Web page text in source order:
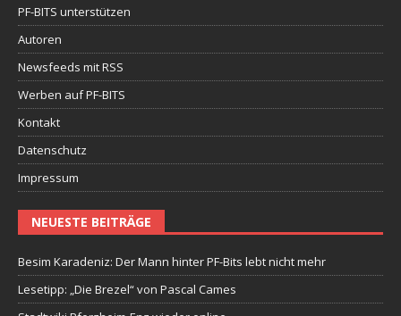
PF-BITS unterstützen
Autoren
Newsfeeds mit RSS
Werben auf PF-BITS
Kontakt
Datenschutz
Impressum
NEUESTE BEITRÄGE
Besim Karadeniz: Der Mann hinter PF-Bits lebt nicht mehr
Lesetipp: „Die Brezel“ von Pascal Cames